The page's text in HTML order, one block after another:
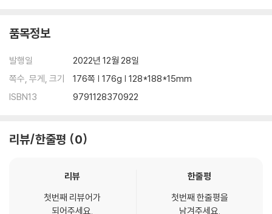
품목정보
발행일
2022년 12월 28일
쪽수, 무게, 크기
176쪽 | 176g | 128*188*15mm
ISBN13
9791128370922
리뷰/한줄평 0
리뷰
첫번째 리뷰어가
되어주세요.
한줄평
첫번째 한줄평을
남겨주세요.